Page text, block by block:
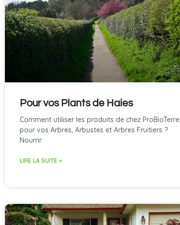
Pour vos Plants de Haies
Comment utiliser les produits de chez ProBioTerre
pour vos Arbres, Arbustes et Arbres Fruitiers ?
Nourrir
LIRE LA SUITE »